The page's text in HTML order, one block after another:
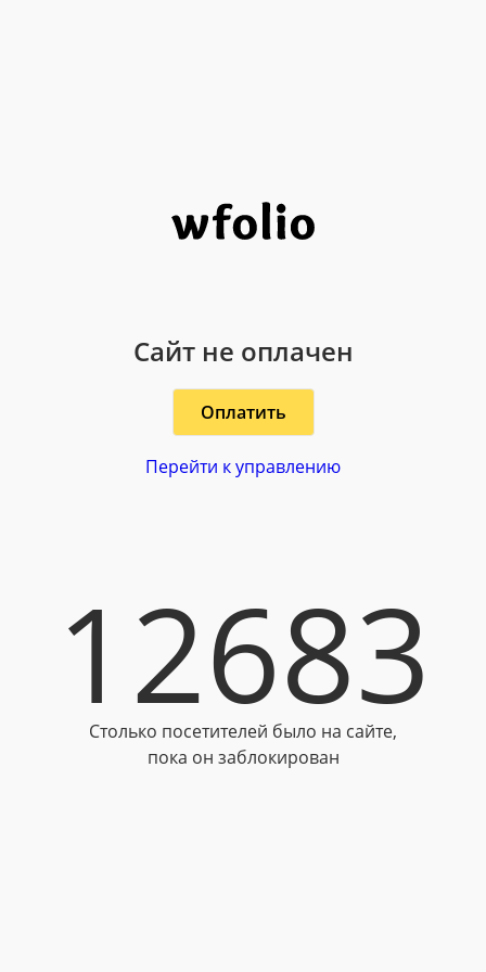
Сайт не оплачен
Оплатить
Перейти к управлению
12683
Столько посетителей было на сайте,
пока он заблокирован